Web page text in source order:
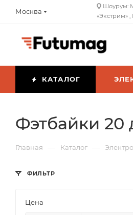
Москва
Шоурум:
«Экстрим» ,
КАТАЛОГ
Фэтбайки
Главная — Каталог —
ФИЛЬТР
Цена